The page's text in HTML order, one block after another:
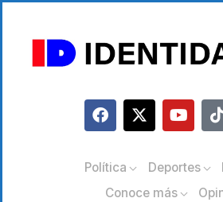
Política Deportes
Conoce más